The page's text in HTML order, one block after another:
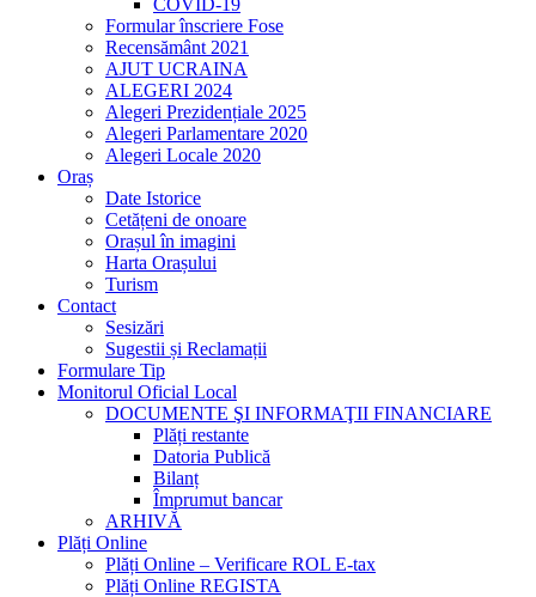
COVID-19
Formular înscriere Fose
Recensământ 2021
AJUT UCRAINA
ALEGERI 2024
Alegeri Prezidențiale 2025
Alegeri Parlamentare 2020
Alegeri Locale 2020
Oraș
Date Istorice
Cetățeni de onoare
Orașul în imagini
Harta Orașului
Turism
Contact
Sesizări
Sugestii și Reclamații
Formulare Tip
Monitorul Oficial Local
DOCUMENTE ŞI INFORMAŢII FINANCIARE
Plăți restante
Datoria Publică
Bilanț
Împrumut bancar
ARHIVĂ
Plăți Online
Plăți Online – Verificare ROL E-tax
Plăți Online REGISTA